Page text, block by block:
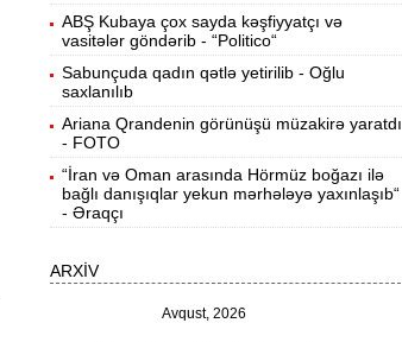
Bağlanan universitetin müəllimləri
narazıdır -İşsiz qalıblar
10:02 Pakistanda leysan yağışları -150-dən
çox insan ölüb
9:48
II Qaregin məhkəmə qarşısına çıxarılır -
Ermənistan tarixində ilk
gözlənilir“ -
Ən çox çörək və ət yeyən bölgələr -
ABŞ Kubaya çox sayda kəşfiyyatçı və
vasitələr göndərib - “Politico“
Sabunçuda qadın qətlə yetirilib - Oğlu
saxlanılıb
Ariana Qrandenin görünüşü müzakirə yaratdı
- FOTO
“İran və Oman arasında Hörmüz boğazı ilə
bağlı danışıqlar yekun mərhələyə yaxınlaşıb“
- Əraqçı
ARXİV
Avqust, 2026